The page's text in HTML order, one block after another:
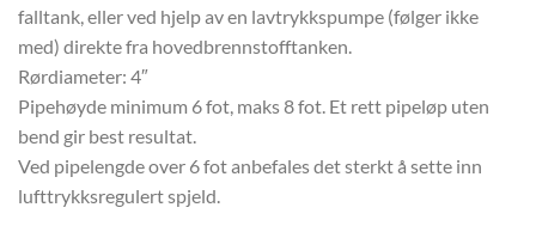
falltank, eller ved hjelp av en lavtrykkspumpe (følger ikke
med) direkte fra hovedbrennstofftanken.
Rørdiameter: 4″
Pipehøyde minimum 6 fot, maks 8 fot. Et rett pipeløp uten
bend gir best resultat.
Ved pipelengde over 6 fot anbefales det sterkt å sette inn
lufttrykksregulert spjeld.